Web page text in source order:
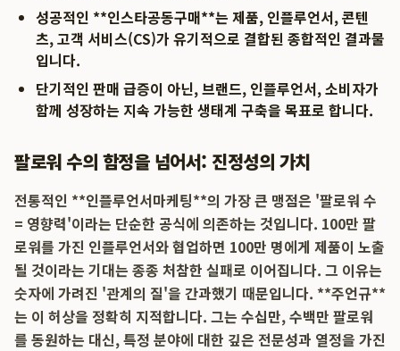
성공적인 **인스타공동구매**는 제품, 인플루언서, 콘텐
츠, 고객 서비스(CS)가 유기적으로 결합된 종합적인 결과물
입니다.
단기적인 판매 급증이 아닌, 브랜드, 인플루언서, 소비자가
함께 성장하는 지속 가능한 생태계 구축을 목표로 합니다.
팔로워 수의 함정을 넘어서: 진정성의 가치
전통적인 **인플루언서마케팅**의 가장 큰 맹점은 '팔로워 수
= 영향력'이라는 단순한 공식에 의존하는 것입니다. 100만 팔
로워를 가진 인플루언서와 협업하면 100만 명에게 제품이 노출
될 것이라는 기대는 종종 처참한 실패로 이어집니다. 그 이유는
숫자에 가려진 '관계의 질'을 간과했기 때문입니다. **주언규**
는 이 허상을 정확히 지적합니다. 그는 수십만, 수백만 팔로워
를 동원하는 대신, 특정 분야에 대한 깊은 전문성과 열정을 가진